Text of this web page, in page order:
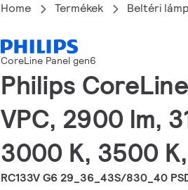
Home Termékek Beltéri
CoreLine Panel gen6
Philips
VPC, 2900 lm,
3000 K, 3500
RC133V G6 29_36_43S/830_40